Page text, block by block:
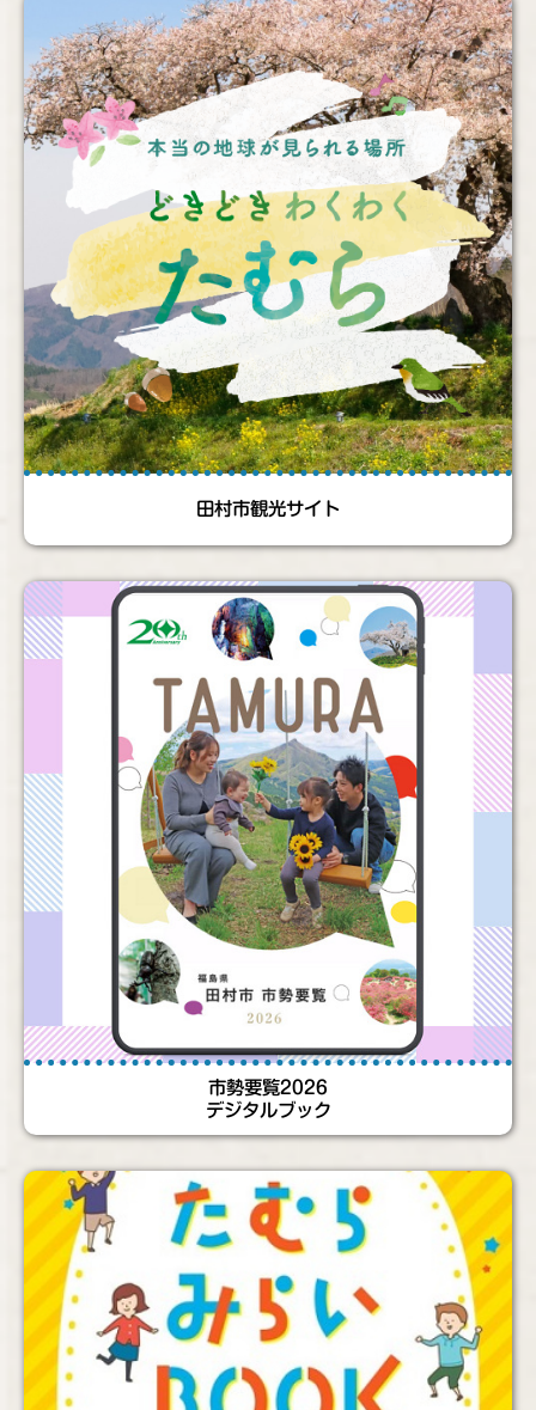
田村市観光サイト
市勢要覧2026
デジタルブック